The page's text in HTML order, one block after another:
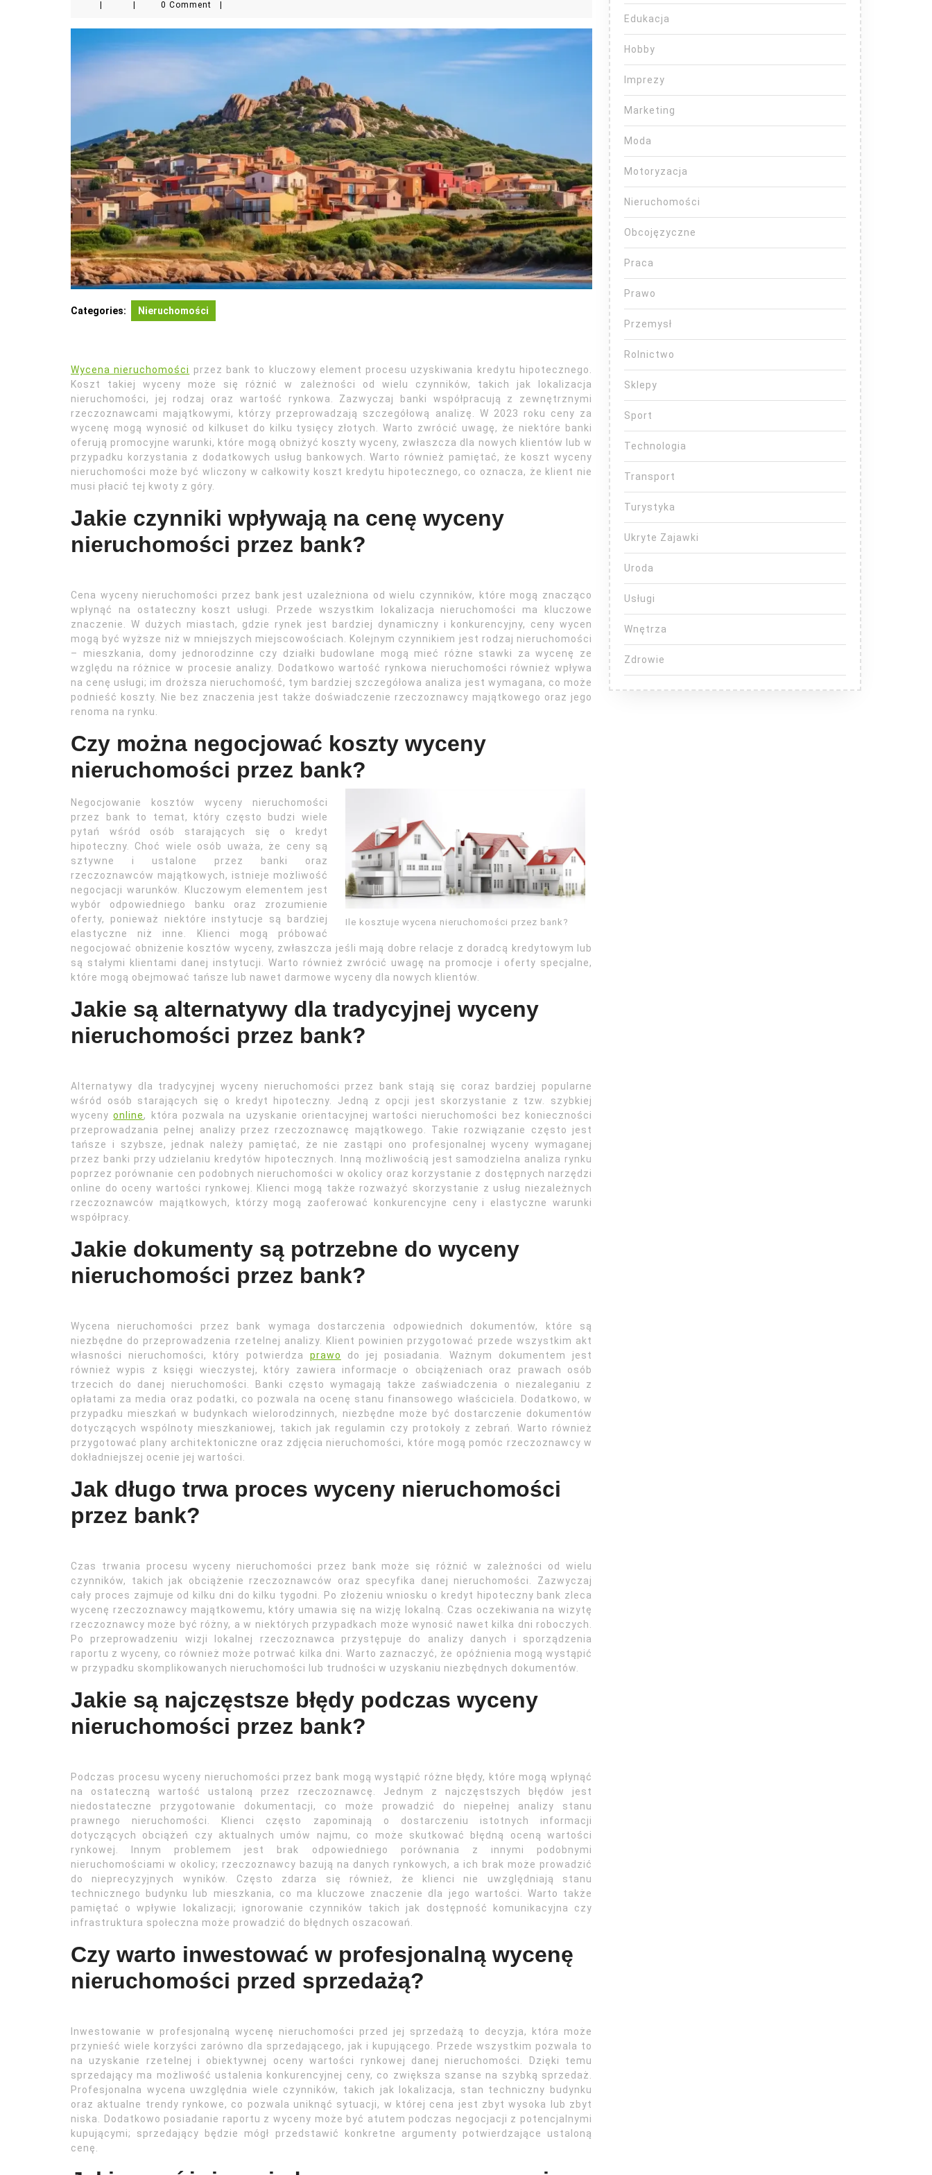
0 Comment
Categories: Nieruchomości
Wycena nieruchomości przez bank to kluczowy element procesu uzyskiwania kredytu hipotecznego.
Koszt takiej wyceny może się różnić w zależności od wielu czynników, takich jak lokalizacja
nieruchomości, jej rodzaj oraz wartość rynkowa. Zazwyczaj banki współpracują z zewnętrznymi
rzeczoznawcami majątkowymi, którzy przeprowadzają szczegółową analizę. W 2023 roku ceny za
wycenę mogą wynosić od kilkuset do kilku tysięcy złotych. Warto zwrócić uwagę, że niektóre banki
oferują promocyjne warunki, które mogą obniżyć koszty wyceny, zwłaszcza dla nowych klientów lub w
przypadku korzystania z dodatkowych usług bankowych. Warto również pamiętać, że koszt wyceny
nieruchomości może być wliczony w całkowity koszt kredytu hipotecznego, co oznacza, że klient nie
musi płacić tej kwoty z góry.
Jakie czynniki wpływają na cenę wyceny
nieruchomości przez bank?
Cena wyceny nieruchomości przez bank jest uzależniona od wielu czynników, które mogą znacząco
wpłynąć na ostateczny koszt usługi. Przede wszystkim lokalizacja nieruchomości ma kluczowe
znaczenie. W dużych miastach, gdzie rynek jest bardziej dynamiczny i konkurencyjny, ceny wycen
mogą być wyższe niż w mniejszych miejscowościach. Kolejnym czynnikiem jest rodzaj nieruchomości
– mieszkania, domy jednorodzinne czy działki budowlane mogą mieć różne stawki za wycenę ze
względu na różnice w procesie analizy. Dodatkowo wartość rynkowa nieruchomości również wpływa
na cenę usługi; im droższa nieruchomość, tym bardziej szczegółowa analiza jest wymagana, co może
podnieść koszty. Nie bez znaczenia jest także doświadczenie rzeczoznawcy majątkowego oraz jego
renoma na rynku.
Czy można negocjować koszty wyceny
nieruchomości przez bank?
Ile kosztuje wycena nieruchomości przez bank?
Negocjowanie kosztów wyceny nieruchomości
przez bank to temat, który często budzi wiele
pytań wśród osób starających się o kredyt
hipoteczny. Choć wiele osób uważa, że ceny są
sztywne i ustalone przez banki oraz
rzeczoznawców majątkowych, istnieje możliwość
negocjacji warunków. Kluczowym elementem jest
wybór odpowiedniego banku oraz zrozumienie
oferty, ponieważ niektóre instytucje są bardziej
elastyczne niż inne. Klienci mogą próbować
negocjować obniżenie kosztów wyceny, zwłaszcza jeśli mają dobre relacje z doradcą kredytowym lub
są stałymi klientami danej instytucji. Warto również zwrócić uwagę na promocje i oferty specjalne,
które mogą obejmować tańsze lub nawet darmowe wyceny dla nowych klientów.
Jakie są alternatywy dla tradycyjnej wyceny
nieruchomości przez bank?
Alternatywy dla tradycyjnej wyceny nieruchomości przez bank stają się coraz bardziej popularne
wśród osób starających się o kredyt hipoteczny. Jedną z opcji jest skorzystanie z tzw. szybkiej
wycenyonline, która pozwala na uzyskanie orientacyjnej wartości nieruchomości bez konieczności
przeprowadzania pełnej analizy przez rzeczoznawcę majątkowego. Takie rozwiązanie często jest
tańsze i szybsze, jednak należy pamiętać, że nie zastąpi ono profesjonalnej wyceny wymaganej
przez banki przy udzielaniu kredytów hipotecznych. Inną możliwością jest samodzielna analiza rynku
poprzez porównanie cen podobnych nieruchomości w okolicy oraz korzystanie z dostępnych narzędzi
online do oceny wartości rynkowej. Klienci mogą także rozważyć skorzystanie z usług niezależnych
rzeczoznawców majątkowych, którzy mogą zaoferować konkurencyjne ceny i elastyczne warunki
współpracy.
Jakie dokumenty są potrzebne do wyceny
nieruchomości przez bank?
Wycena nieruchomości przez bank wymaga dostarczenia odpowiednich dokumentów, które są
niezbędne do przeprowadzenia rzetelnej analizy. Klient powinien przygotować przede wszystkim akt
własności nieruchomości, który potwierdza prawo
do jej posiadania. Ważnym dokumentem jest
również wypis z księgi wieczystej, który zawiera informacje o obciążeniach oraz prawach osób
trzecich do danej nieruchomości. Banki często wymagają także zaświadczenia o niezaleganiu z
opłatami za media oraz podatki, co pozwala na ocenę stanu finansowego właściciela. Dodatkowo, w
przypadku mieszkań w budynkach wielorodzinnych, niezbędne może być dostarczenie dokumentów
dotyczących wspólnoty mieszkaniowej, takich jak regulamin czy protokoły z zebrań. Warto również
przygotować plany architektoniczne oraz zdjęcia nieruchomości, które mogą pomóc rzeczoznawcy w
dokładniejszej ocenie jej wartości.
Jak długo trwa proces wyceny nieruchomości
przez bank?
Czas trwania procesu wyceny nieruchomości przez bank może się różnić w zależności od wielu
czynników, takich jak obciążenie rzeczoznawców oraz specyfika danej nieruchomości. Zazwyczaj
cały proces zajmuje od kilku dni do kilku tygodni. Po złożeniu wniosku o kredyt hipoteczny bank zleca
wycenę rzeczoznawcy majątkowemu, który umawia się na wizję lokalną. Czas oczekiwania na wizytę
rzeczoznawcy może być różny, a w niektórych przypadkach może wynosić nawet kilka dni roboczych.
Po przeprowadzeniu wizji lokalnej rzeczoznawca przystępuje do analizy danych i sporządzenia
raportu z wyceny, co również może potrwać kilka dni. Warto zaznaczyć, że opóźnienia mogą wystąpić
w przypadku skomplikowanych nieruchomości lub trudności w uzyskaniu niezbędnych dokumentów.
Jakie są najczęstsze błędy podczas wyceny
nieruchomości przez bank?
Podczas procesu wyceny nieruchomości przez bank mogą wystąpić różne błędy, które mogą wpłynąć
na ostateczną wartość ustaloną przez rzeczoznawcę. Jednym z najczęstszych błędów jest
niedostateczne przygotowanie dokumentacji, co może prowadzić do niepełnej analizy stanu
prawnego nieruchomości. Klienci często zapominają o dostarczeniu istotnych informacji
dotyczących obciążeń czy aktualnych umów najmu, co może skutkować błędną oceną wartości
rynkowej. Innym problemem jest brak odpowiedniego porównania z innymi podobnymi
nieruchomościami w okolicy; rzeczoznawcy bazują na danych rynkowych, a ich brak może prowadzić
do nieprecyzyjnych wyników. Często zdarza się również, że klienci nie uwzględniają stanu
technicznego budynku lub mieszkania, co ma kluczowe znaczenie dla jego wartości. Warto także
pamiętać o wpływie lokalizacji; ignorowanie czynników takich jak dostępność komunikacyjna czy
infrastruktura społeczna może prowadzić do błędnych oszacowań.
Czy warto inwestować w profesjonalną wycenę
nieruchomości przed sprzedażą?
Inwestowanie w profesjonalną wycenę nieruchomości przed jej sprzedażą to decyzja, która może
przynieść wiele korzyści zarówno dla sprzedającego, jak i kupującego. Przede wszystkim pozwala to
na uzyskanie rzetelnej i obiektywnej oceny wartości rynkowej danej nieruchomości. Dzięki temu
sprzedający ma możliwość ustalenia konkurencyjnej ceny, co zwiększa szanse na szybką sprzedaż.
Profesjonalna wycena uwzględnia wiele czynników, takich jak lokalizacja, stan techniczny budynku
oraz aktualne trendy rynkowe, co pozwala uniknąć sytuacji, w której cena jest zbyt wysoka lub zbyt
niska. Dodatkowo posiadanie raportu z wyceny może być atutem podczas negocjacji z potencjalnymi
kupującymi; sprzedający będzie mógł przedstawić konkretne argumenty potwierdzające ustaloną
cenę.
Edukacja
Hobby
Imprezy
Marketing
Moda
Motoryzacja
Nieruchomości
Obcojęzyczne
Praca
Prawo
Przemysł
Rolnictwo
Sklepy
Sport
Technologia
Transport
Turystyka
Ukryte Zajawki
Uroda
Usługi
Wnętrza
Zdrowie